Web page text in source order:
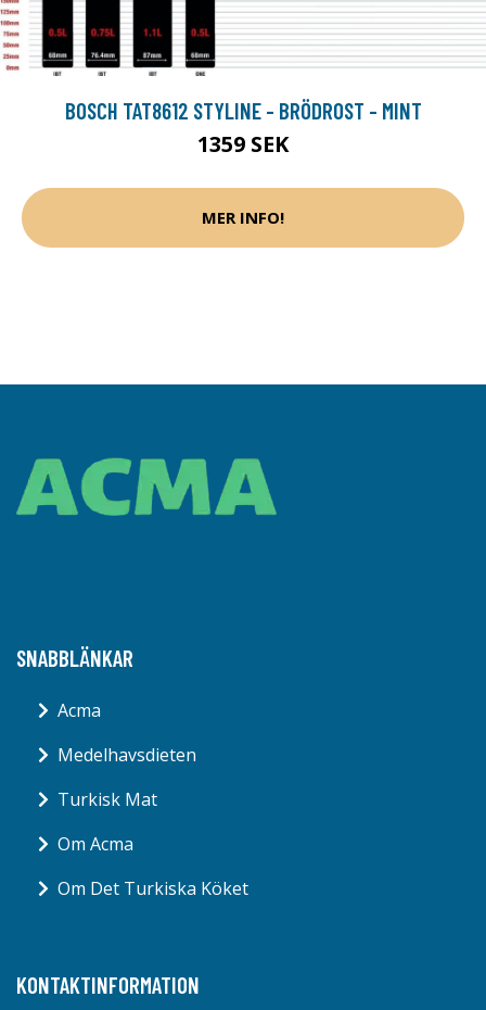
BOSCH TAT8612 STYLINE - BRÖDROST - MINT
1359 SEK
MER INFO!
SNABBLÄNKAR
Acma
Medelhavsdieten
Turkisk Mat
Om Acma
Om Det Turkiska Köket
KONTAKTINFORMATION